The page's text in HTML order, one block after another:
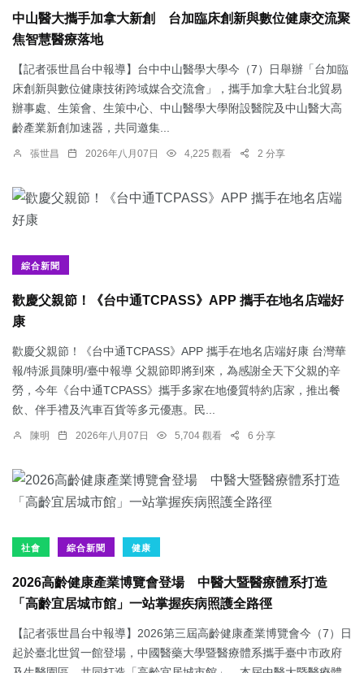
中山醫大攜手加拿大新創 台加臨床創新與數位健康交流聚
焦智慧醫療落地
【記者張世昌台中報導】台中中山醫學大學今（7）日舉辦「台加臨
床創新與數位健康技術跨域媒合交流會」，攜手加拿大駐台北貿易
辦事處、生策會、生策中心、中山醫學大學附設醫院及中山醫大高
齡產業新創加速器，共同邀集...
張世昌 2026年八月07日 4,225 觀看 2 分享
綜合新聞
歡慶父親節！《台中通TCPASS》APP 攜手在地名店端好
康
歡慶父親節！《台中通TCPASS》APP 攜手在地名店端好康 台灣華
報/特派員陳明/臺中報導 父親節即將到來，為感謝全天下父親的辛
勞，今年《台中通TCPASS》攜手多家在地優質特約店家，推出餐
飲、伴手禮及汽車百貨等多元優惠。民...
陳明 2026年八月07日 5,704 觀看 6 分享
社會 綜合新聞 健康
2026高齡健康產業博覽會登場 中醫大暨醫療體系打造
「高齡宜居城市館」一站掌握疾病照護全路徑
【記者張世昌台中報導】2026第三屆高齡健康產業博覽會今（7）日
起於臺北世貿一館登場，中國醫藥大學暨醫療體系攜手臺中市政府